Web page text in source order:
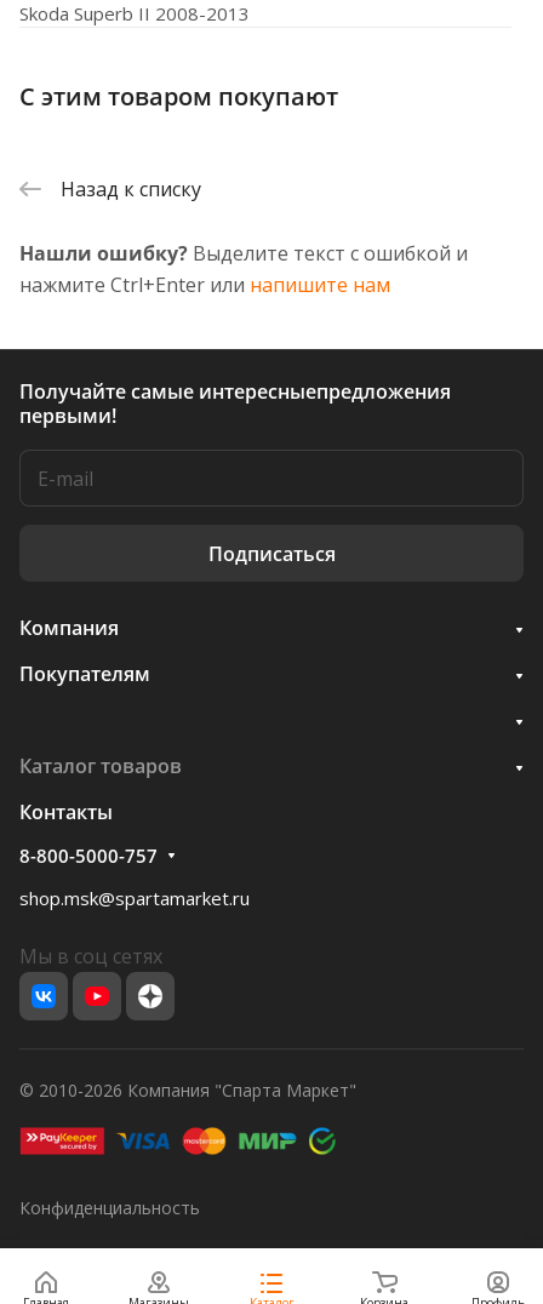
Skoda Superb II 2008-2013
С этим товаром покупают
Назад к списку
Нашли ошибку? Выделите текст с ошибкой и
нажмите Ctrl+Enter или напишите нам
Получайте самые интересныепредложения
первыми!
Подписаться
Компания
Покупателям
Каталог товаров
Контакты
8-800-5000-757
shop.msk@spartamarket.ru
Мы в соц сетях
© 2010-2026 Компания "Спарта Маркет"
Конфиденциальность